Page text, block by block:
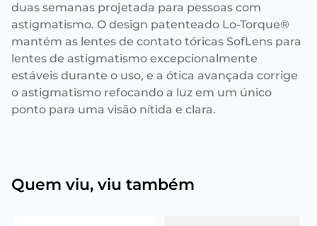
duas semanas projetada para pessoas com
astigmatismo. O design patenteado Lo-Torque®
mantém as lentes de contato tóricas SofLens para
lentes de astigmatismo excepcionalmente
estáveis durante o uso, e a ótica avançada corrige
o astigmatismo refocando a luz em um único
ponto para uma visão nítida e clara.
Quem viu, viu também